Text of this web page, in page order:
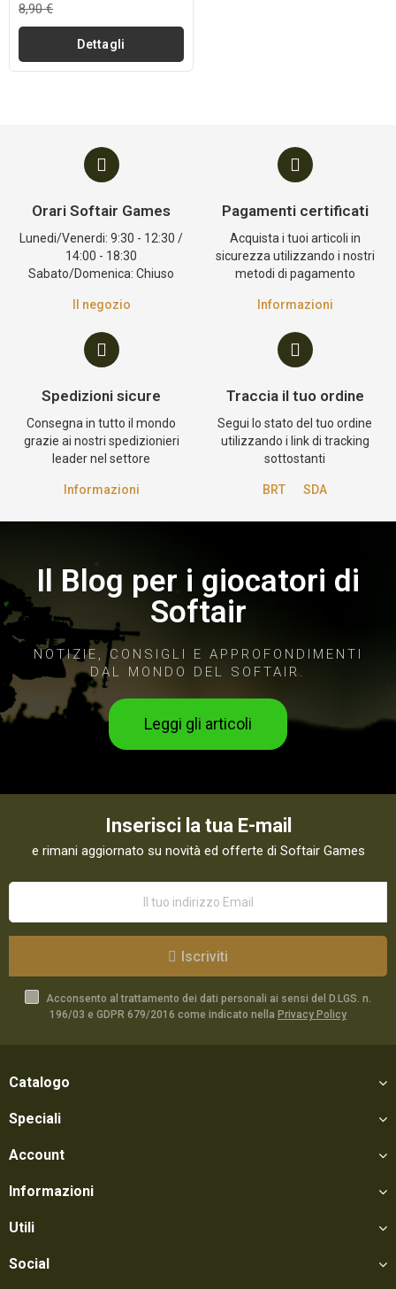
8,90 €
Dettagli
Orari Softair Games
Lunedi/Venerdi: 9:30 - 12:30 /
14:00 - 18:30
Sabato/Domenica: Chiuso
Il negozio
Pagamenti certificati
Acquista i tuoi articoli in
sicurezza utilizzando i nostri
metodi di pagamento
Informazioni
Spedizioni sicure
Consegna in tutto il mondo
grazie ai nostri spedizionieri
leader nel settore
Informazioni
Traccia il tuo ordine
Segui lo stato del tuo ordine
utilizzando i link di tracking
sottostanti
BRT SDA
Il Blog per i giocatori di
Softair
NOTIZIE, CONSIGLI E APPROFONDIMENTI
DAL MONDO DEL SOFTAIR.
Leggi gli articoli
Inserisci la tua E-mail
e rimani aggiornato su novità ed offerte di Softair Games
Iscriviti
Acconsento al trattamento dei dati personali ai sensi del D.LGS. n.
196/03 e GDPR 679/2016 come indicato nella Privacy Policy
Catalogo
Speciali
Account
Informazioni
Utili
Social